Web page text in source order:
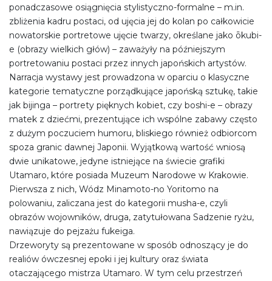
ponadczasowe osiągnięcia stylistyczno-formalne – m.in.
zbliżenia kadru postaci, od ujęcia jej do kolan po całkowicie
nowatorskie portretowe ujęcie twarzy, określane jako ōkubi-
e (obrazy wielkich głów) – zaważyły na późniejszym
portretowaniu postaci przez innych japońskich artystów.
Narracja wystawy jest prowadzona w oparciu o klasyczne
kategorie tematyczne porządkujące japońską sztukę, takie
jak bijinga – portrety pięknych kobiet, czy boshi-e – obrazy
matek z dziećmi, prezentujące ich wspólne zabawy często
z dużym poczuciem humoru, bliskiego również odbiorcom
spoza granic dawnej Japonii. Wyjątkową wartość wniosą
dwie unikatowe, jedyne istniejące na świecie grafiki
Utamaro, które posiada Muzeum Narodowe w Krakowie.
Pierwsza z nich, Wódz Minamoto-no Yoritomo na
polowaniu, zaliczana jest do kategorii musha-e, czyli
obrazów wojowników, druga, zatytułowana Sadzenie ryżu,
nawiązuje do pejzażu fukeiga.
Drzeworyty są prezentowane w sposób odnoszący je do
realiów ówczesnej epoki i jej kultury oraz świata
otaczającego mistrza Utamaro. W tym celu przestrzeń